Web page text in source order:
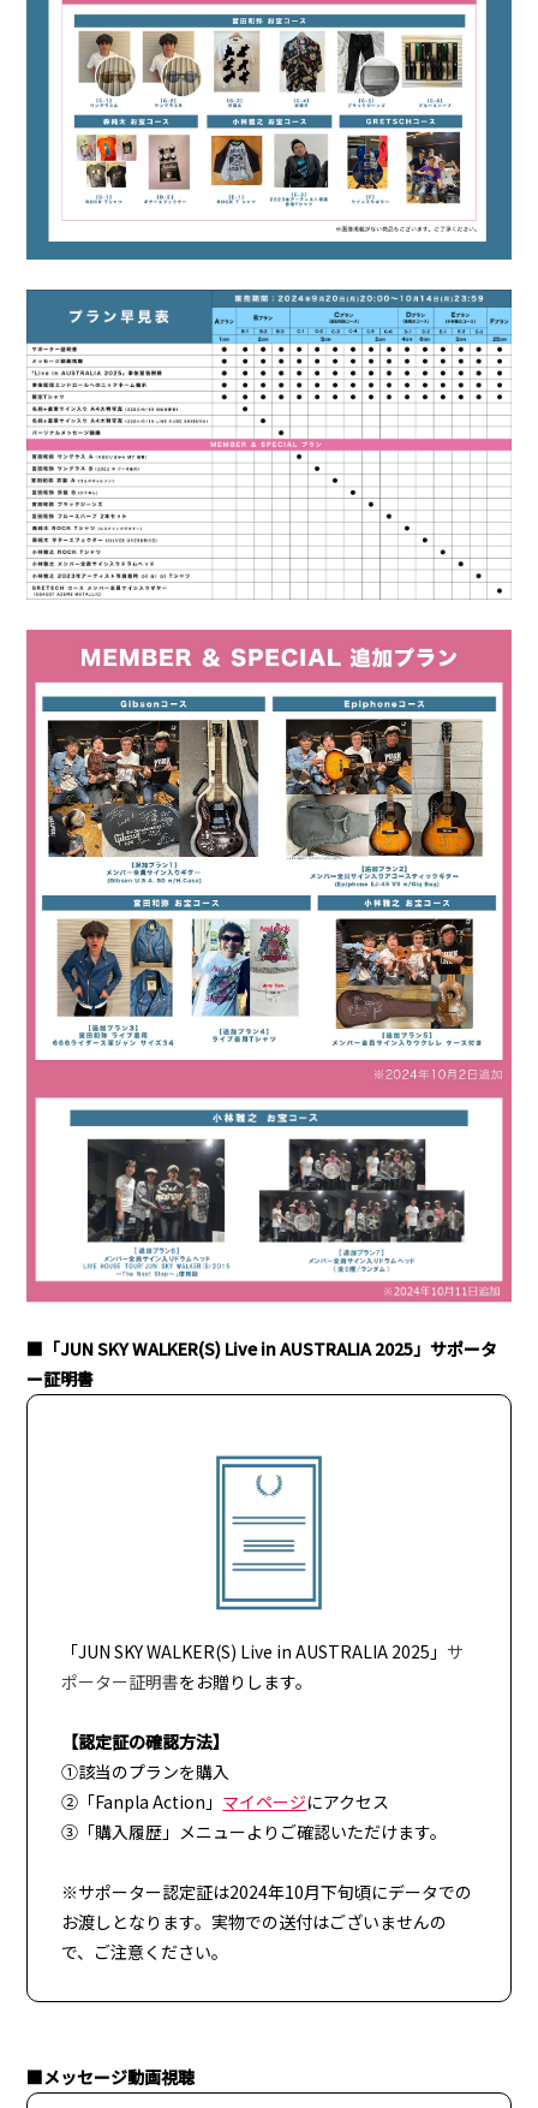
■ 「JUN SKY WALKER(S) Live in AUSTRALIA 2025」サポータ
ー証明書
「JUN SKY WALKER(S) Live in AUSTRALIA 2025」 サ
ポーター証明書をお贈りします。
【認定証の確認方法】
①該当のプランを購入
②「Fanpla Action」 マイページにアクセス
③「購入履歴」メニューよりご確認いただけます。
※サポーター認定証は2024年10月下旬頃にデータでの
お渡しとなります。実物での送付はございませんの
で、ご注意ください。
■メッセージ動画視聴